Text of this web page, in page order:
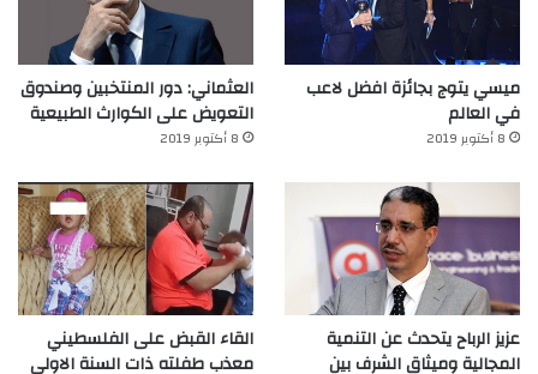
ميسي يتوج بجائزة افضل لاعب
في العالم‎
8 أكتوبر 2019
العثماني: دور المنتخبين وصندوق
التعويض على الكوارث الطبيعية
8 أكتوبر 2019
عزيز الرباح يتحدث عن التنمية
المجالية وميثاق الشرف بين
القاء القبض على الفلسطيني
معذب طفلته ذات السنة الاولى